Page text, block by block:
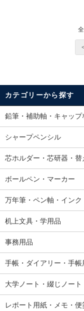
全
カテゴリーから探す
鉛筆・補助軸・キャップ
シャープペンシル
芯ホルダー・芯研器・替
ボールペン・マーカー
万年筆・ペン軸・インク
机上文具・学用品
事務用品
手帳・ダイアリー・手帳
大学ノート・綴じノート
レポート用紙・メモ・便